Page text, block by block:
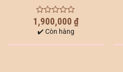
out
of
5
1,900,000 ₫
✔️ Còn hàng